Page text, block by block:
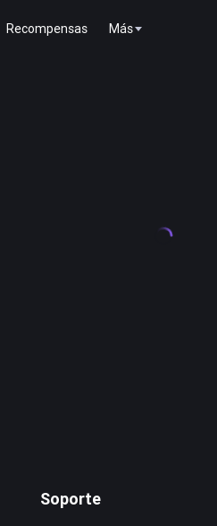
Recompensas Más
Soporte